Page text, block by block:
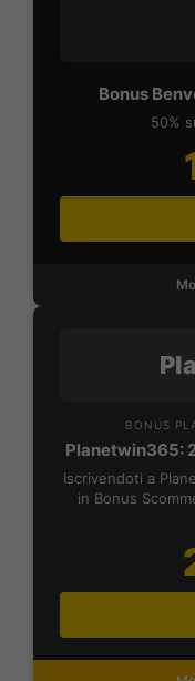
Bonus
50%
BONUS
Planetwin365:
Iscrivendoti a
in Bonus